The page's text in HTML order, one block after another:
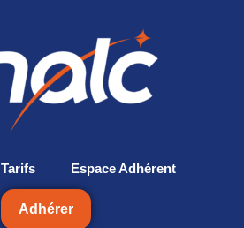
Tarifs Espace Adhérent
Adhérer